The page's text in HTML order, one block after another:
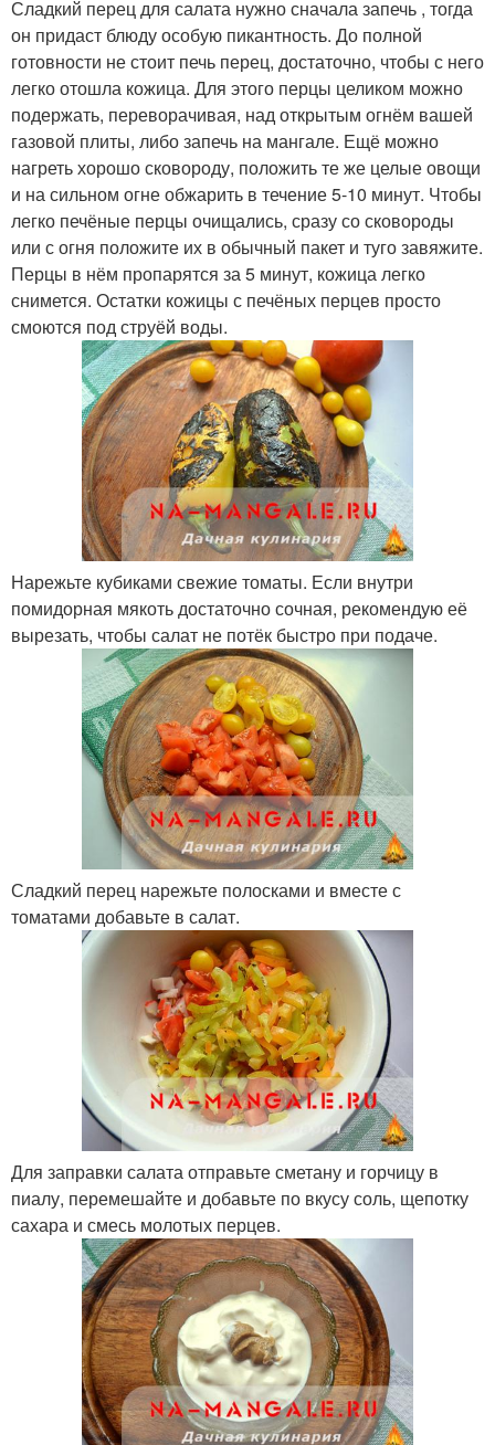
Сладкий перец для салата нужно сначала запечь , тогда
он придаст блюду особую пикантность. До полной
готовности не стоит печь перец, достаточно, чтобы с него
легко отошла кожица. Для этого перцы целиком можно
подержать, переворачивая, над открытым огнём вашей
газовой плиты, либо запечь на мангале. Ещё можно
нагреть хорошо сковороду, положить те же целые овощи
и на сильном огне обжарить в течение 5-10 минут. Чтобы
легко печёные перцы очищались, сразу со сковороды
или с огня положите их в обычный пакет и туго завяжите.
Перцы в нём пропарятся за 5 минут, кожица легко
снимется. Остатки кожицы с печёных перцев просто
смоются под струёй воды.
Нарежьте кубиками свежие томаты. Если внутри
помидорная мякоть достаточно сочная, рекомендую её
вырезать, чтобы салат не потёк быстро при подаче.
Сладкий перец нарежьте полосками и вместе с
томатами добавьте в салат.
Для заправки салата отправьте сметану и горчицу в
пиалу, перемешайте и добавьте по вкусу соль, щепотку
сахара и смесь молотых перцев.